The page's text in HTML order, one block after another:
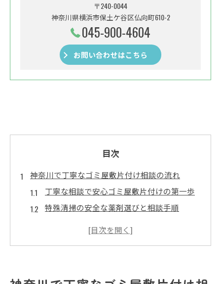
〒240-0044
神奈川県横浜市保土ケ谷区仏向町610-2
045-900-4604
お問い合わせはこちら
目次
神奈川で丁寧なゴミ屋敷片付け相談の流れ
丁寧な相談で安心ゴミ屋敷片付けの第一歩
特殊清掃の安全な薬剤選びと相談手順
女性が安心できる丁寧な業者相談方法